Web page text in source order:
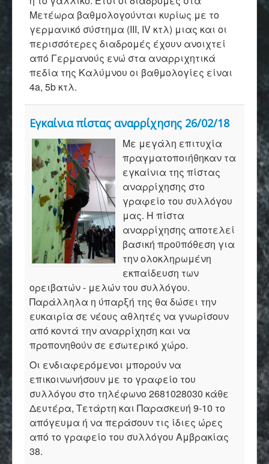
Μετέωρα βαθμολογούνται κυρίως με το
γερμανικό σύστημα (III, IV κτλ) μιας και οι
περισσότερες διαδρομές έχουν ανοιχτεί
από Γερμανούς ενώ στα αναρριχητικά
πεδία της Καλύμνου οι βαθμολογίες είναι
4a, 5b κτλ.
Εγκαίνια πίστας αναρρίχησης 26/02/18
Με μεγάλη επιτυχία
πραγματοποιήθηκαν τα
εγκαίνια της πίστας
αναρρίχησης στο
γραφείο του συλλόγου
μας. Η πίστα
αναρρίχησης αποτελεί
βασική προϋπόθεση για
την ολοκληρωμένη
εκπαίδευση των
ορειβατών - μελών του συλλόγου.
Παράλληλα η ύπαρξή της θα δώσει την
ευκαιρία σε νέους αθλητές να γνωρίσουν
από κοντά την αναρρίχηση και να
προπονηθούν σε εσωτερικό χώρο.
Οι ενδιαφερόμενοι μπορούν να
επικοινωνήσουν με το γραφείο του
συλλόγου στο τηλέφωνο 2681028030 κάθε
Δευτέρα, Τετάρτη και Παρασκευή 9-10 το
απόγευμα ή να περάσουν τις ίδιες ώρες
από το γραφείο του συλλόγου Αμβρακίας
38.